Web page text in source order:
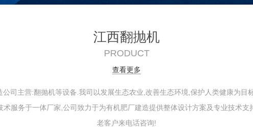
江西翻抛机
PRODUCT
查看更多
司主营:翻抛机等设备.我司以发展生态农业,改善生态环境,保护人类健康为目
术服务于一体厂家,公司致力于为有机肥厂建造提供整体设计方案及专业技术
老客户来电话咨询!